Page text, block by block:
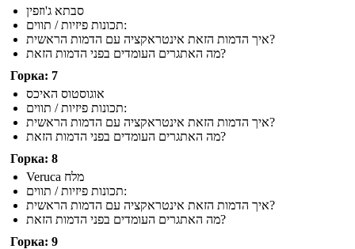
סבתא ג'וזפין
תכונות פיזיות / תווים:
איך הדמות הזאת אינטראקציה עם הדמות הראשית?
מה האתגרים העומדים בפני הדמות הזאת?
Горка: 7
אוגוסטוס האיכס
תכונות פיזיות / תווים:
איך הדמות הזאת אינטראקציה עם הדמות הראשית?
מה האתגרים העומדים בפני הדמות הזאת?
Горка: 8
Veruca מלח
תכונות פיזיות / תווים:
איך הדמות הזאת אינטראקציה עם הדמות הראשית?
מה האתגרים העומדים בפני הדמות הזאת?
Горка: 9